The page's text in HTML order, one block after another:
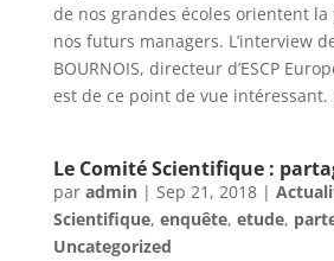
de nos grandes écoles orientent
nos futurs managers. L’interview
BOURNOIS, directeur d’ESCP
est de ce point de vue intéressant.
Le Comité Scientifique :
par admin| Sep 21, 2018|
Scientifique, enquête, etude,
Uncategorized